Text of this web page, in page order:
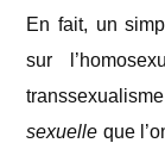
En fait, un
sur
sexuelle que